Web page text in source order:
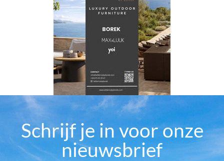
Schrijf je in voor onze
nieuwsbrief